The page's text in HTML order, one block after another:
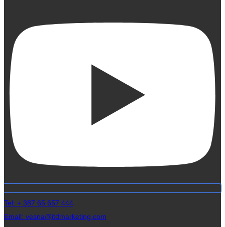
Tel: + 387 65 657 444
Email: vesna@itdmarketing.com